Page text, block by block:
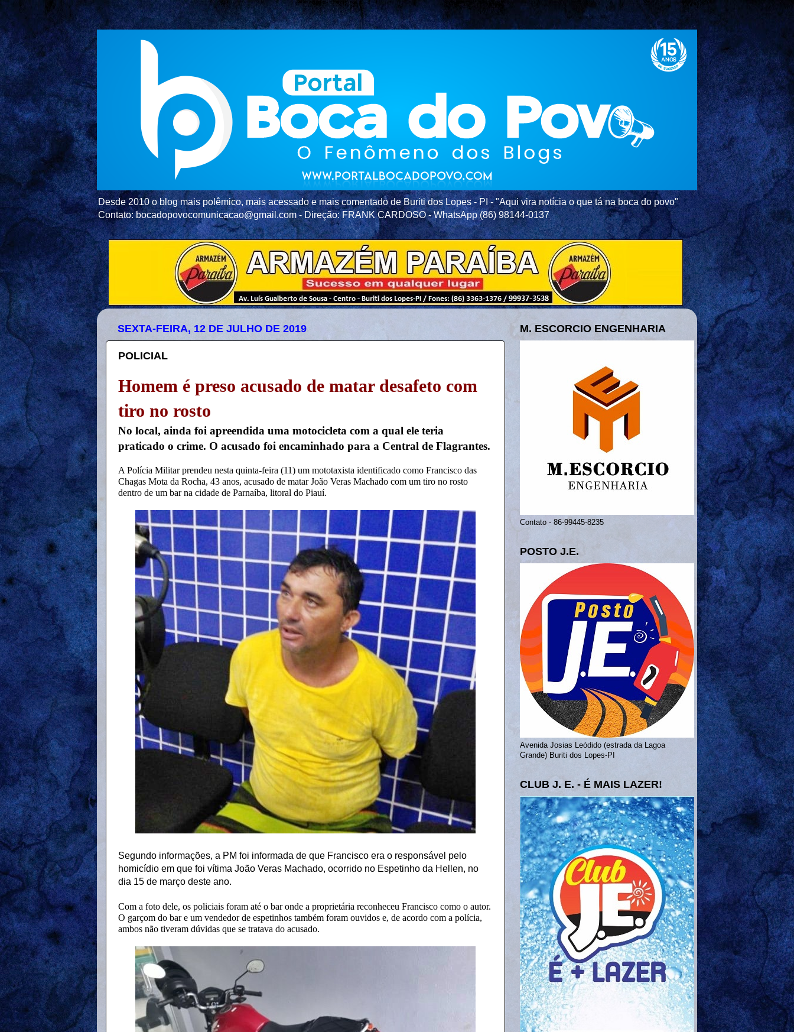
Desde 2010 o blog mais polêmico, mais acessado e mais comentado de Buriti dos Lopes - PI - "Aqui vira notícia o que tá na boca do povo"
Contato: bocadopovocomunicacao@gmail.com - Direção: FRANK CARDOSO - WhatsApp (86) 98144-0137
SEXTA-FEIRA, 12 DE JULHO DE 2019
POLICIAL
Homem é preso acusado de matar desafeto com
tiro no rosto
No local, ainda foi apreendida uma motocicleta com a qual ele teria
praticado o crime. O acusado foi encaminhado para a Central de Flagrantes.
A Polícia Militar prendeu nesta quinta-feira (11) um mototaxista identificado como Francisco das
Chagas Mota da Rocha, 43 anos, acusado de matar João Veras Machado com um tiro no rosto
dentro de um bar na cidade de Parnaíba, litoral do Piauí.
Segundo informações, a PM foi informada de que Francisco era o responsável pelo
homicídio em que foi vítima João Veras Machado, ocorrido no Espetinho da Hellen, no
dia 15 de março deste ano.
Com a foto dele, os policiais foram até o bar onde a proprietária reconheceu Francisco como o autor.
O garçom do bar e um vendedor de espetinhos também foram ouvidos e, de acordo com a polícia,
ambos não tiveram dúvidas que se tratava do acusado.
M. ESCORCIO ENGENHARIA
Contato - 86-99445-8235
POSTO J.E.
Avenida Josias Leódido (estrada da Lagoa
Grande) Buriti dos Lopes-PI
CLUB J. E. - É MAIS LAZER!